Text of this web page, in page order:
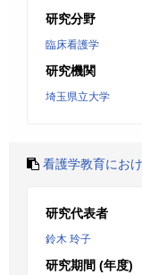
研究分野
臨床看護学
研究機関
埼玉県立大学
看護学教育にお
研究代表者
鈴木 玲子
研究期間 (年度)